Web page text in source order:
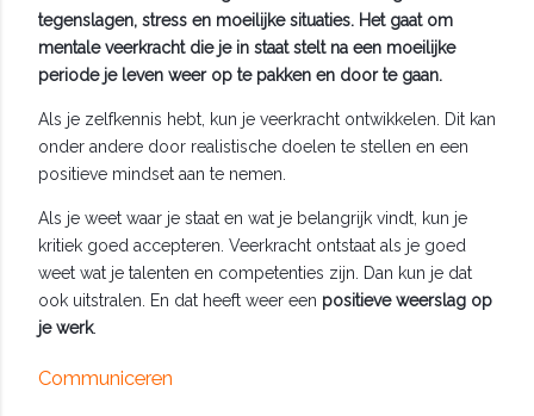
tegenslagen, stress en moeilijke situaties. Het gaat om
mentale veerkracht die je in staat stelt na een moeilijke
periode je leven weer op te pakken en door te gaan.
Als je zelfkennis hebt, kun je veerkracht ontwikkelen. Dit kan
onder andere door realistische doelen te stellen en een
positieve mindset aan te nemen.
Als je weet waar je staat en wat je belangrijk vindt, kun je
kritiek goed accepteren. Veerkracht ontstaat als je goed
weet wat je talenten en competenties zijn. Dan kun je dat
ook uitstralen. En dat heeft weer een positieve weerslag op
je werk.
Communiceren